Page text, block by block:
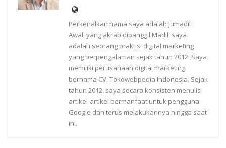
Perkenalkan nama saya adalah Jumadil
Awal, yang akrab dipanggil Madil, saya
adalah seorang praktisi digital marketing
yang berpengalaman sejak tahun 2012. Saya
memiliki perusahaan digital marketing
bernama CV. Tokowebpedia Indonesia. Sejak
tahun 2012, saya secara konsisten menulis
artikel-artikel bermanfaat untuk pengguna
Google dan terus melakukannya hingga saat
ini.